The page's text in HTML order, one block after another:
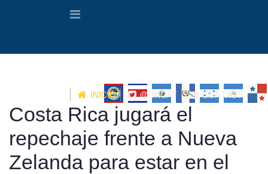
INICIO @UNCAF CONTACTO
Costa Rica jugará el
repechaje frente a Nueva
Zelanda para estar en el